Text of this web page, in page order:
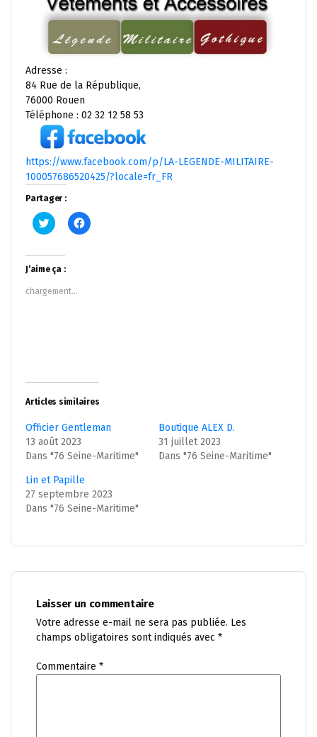
Adresse :
84 Rue de la République,
76000 Rouen
Téléphone : 02 32 12 58 53
https://www.facebook.com/p/LA-LEGENDE-MILITAIRE-
100057686520425/?locale=fr_FR
Partager :
Cliquez
pour
Twitter(ouvre
dans
une
nouvelle
fenêtre)
Cliquez
pour
J’aime ça :
chargement…
Articles similaires
Officier Gentleman
13 août 2023
Dans "76 Seine-Maritime"
Boutique ALEX D.
31 juillet 2023
Dans "76 Seine-Maritime"
Lin et Papille
27 septembre 2023
Dans "76 Seine-Maritime"
Laisser un commentaire
Votre adresse e-mail ne sera pas publiée. Les
champs obligatoires sont indiqués avec *
Commentaire *